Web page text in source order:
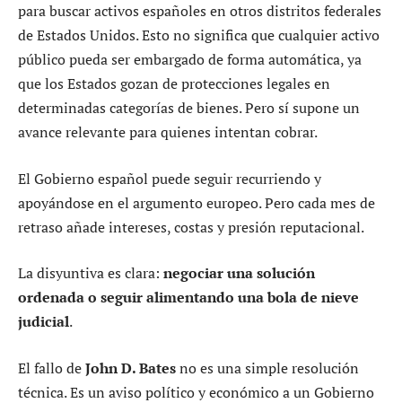
para buscar activos españoles en otros distritos federales
de Estados Unidos. Esto no significa que cualquier activo
público pueda ser embargado de forma automática, ya
que los Estados gozan de protecciones legales en
determinadas categorías de bienes. Pero sí supone un
avance relevante para quienes intentan cobrar.
El Gobierno español puede seguir recurriendo y
apoyándose en el argumento europeo. Pero cada mes de
retraso añade intereses, costas y presión reputacional.
La disyuntiva es clara: negociar una solución
ordenada o seguir alimentando una bola de nieve
judicial.
El fallo deJohn D. Batesno es una simple resolución
técnica. Es un aviso político y económico a un Gobierno